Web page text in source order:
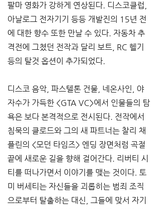
팔마 영화가 강하게 연상된다. 디스코클럽,
아날로그 전자기기 등등 개발진의 15년 전
에 대한 향수 또한 만날 수 있다. 자동차 추
격전에 그쳤던 전작과 달리 보트, RC 헬기
등의 탈것 옵션이 추가되었다.
디스코 음악, 파스텔톤 건물, 네온사인, 야
자수가 가득한 <GTA VC>에서 인물들의 탐
욕은 보다 본격적으로 전시된다. 전작에서
침묵의 클로드와 그의 새 파트너는 찰리 채
플린의 <모던 타임즈> 엔딩 장면처럼 곡절
끝에 새로운 길을 향해 걸어간다. 리버티 시
티를 떠나가면서 이야기를 맺는 것이다. 토
미 버세티는 자신들을 괴롭히는 범죄 조직
으로부터 탈출하는 대신, 그들에 맞서 자기